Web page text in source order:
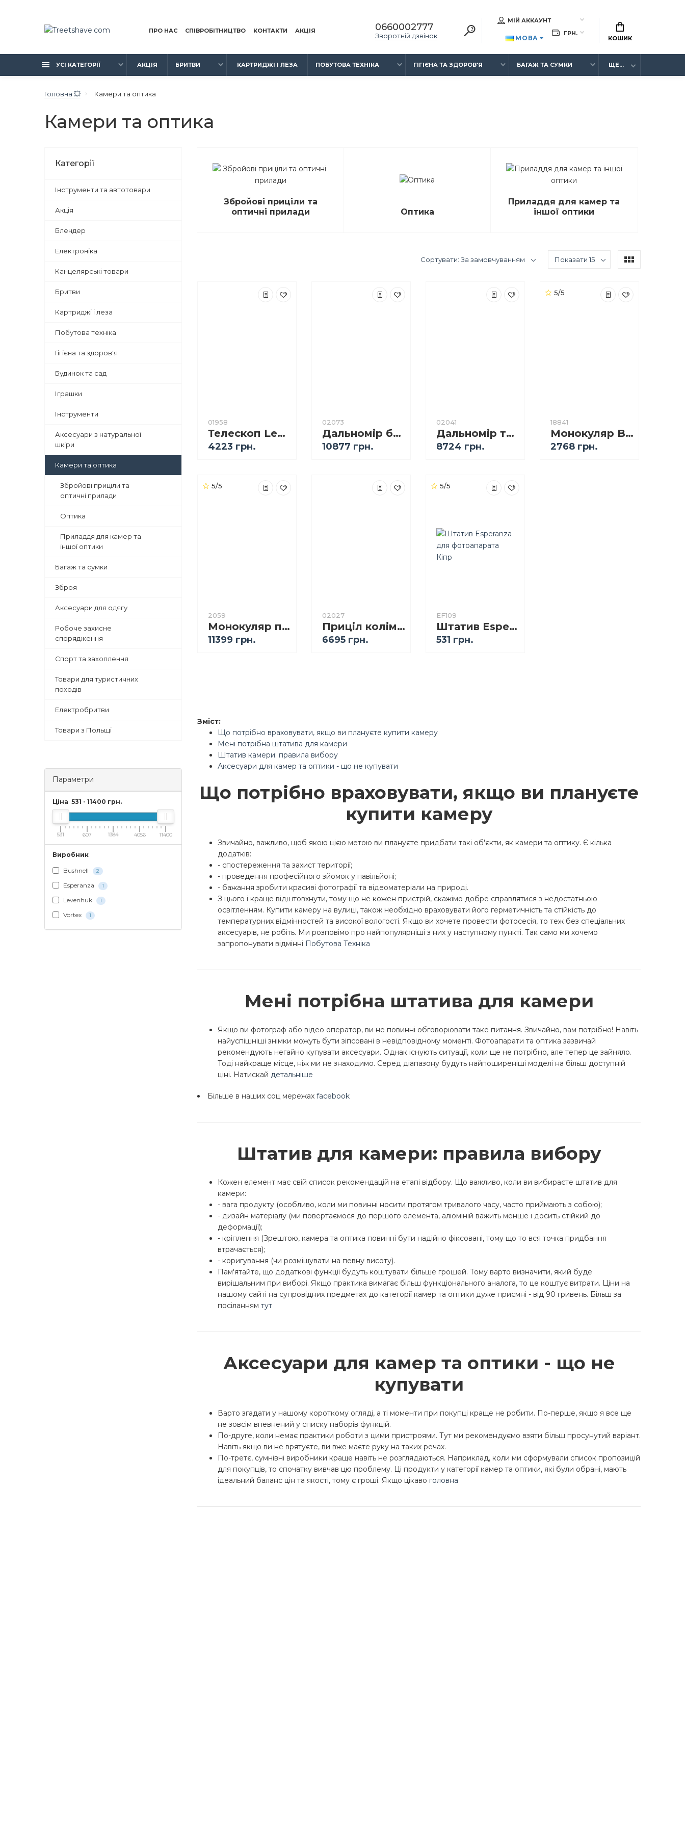
ПРО НАС СПІВРОБІТНИЦТВО КОНТАКТИ АКЦІЯ 0660002777
Зворотній дзвінок
МІЙ АККАУНТ
МОВА
ГРН.
КОШИК
УСІ КАТЕГОРІЇ АКЦІЯ БРИТВИ КАРТРИДЖІ І ЛЕЗА ПОБУТОВА ТЕХНІКА ГІГІЄНА ТА ЗДОРОВ'Я БАГАЖ ТА СУМКИ ЩЕ...
Головна 💥 Камери та оптика
Камери та оптика
Категорії
Інструменти та автотовари
Акція
Блендер
Електроніка
Канцелярські товари
Бритви
Картриджі і леза
Побутова техніка
Гігієна та здоров'я
Будинок та сад
Іграшки
Інструменти
Аксесуари з натуральної
шкіри
Камери та оптика
Збройові приціли та
оптичні прилади
Оптика
Приладдя для камер та
іншої оптики
Багаж та сумки
Зброя
Аксесуари для одягу
Робоче захисне
спорядження
Спорт та захоплення
Товари для туристичних
походів
Електробритви
Товари з Польщі
Параметри
Ціна 531 - 11400 грн.
531 607 1384 4056 11400
Виробник
Bushnell 2
Esperanza 1
Levenhuk 1
Vortex 1
Збройові приціли та
оптичні прилади
Оптика
Приладдя для камер та
іншої оптики
Сортувати: За замовчуванням Показати 15
01958
Телескоп Levenhuk Skyline Travel 50
4223 грн.
02073
Дальномір балістичний Vortex Impact 1000 США
10877 грн.
02041
Дальномір тактичний Bushnell Bone Collector 850 6x24 LRF
8724 грн.
5/5
18841
Монокуляр Bresser Topas 7x42 WP
2768 грн.
5/5
2059
Монокуляр прилад нічного бачення TOPHUNT WG-50 Night Vision 350 м з WIFI та можливістю запису
11399 грн.
02027
Приціл коліматорний Vortex Crossfire Red Dot (2 MOA)
6695 грн.
5/5
EF109
Штатив Esperanza для фотоапарата Кіпр
531 грн.
Зміст:
Що потрібно враховувати, якщо ви плануєте купити камеру
Мені потрібна штатива для камери
Штатив камери: правила вибору
Аксесуари для камер та оптики - що не купувати
Що потрібно враховувати, якщо ви плануєте
купити камеру
Звичайно, важливо, щоб якою цією метою ви плануєте придбати такі об'єкти, як камери та оптику. Є кілька
додатків:
- спостереження та захист території;
- проведення професійного зйомок у павільйоні;
- бажання зробити красиві фотографії та відеоматеріали на природі.
З цього і краще відштовхнути, тому що не кожен пристрій, скажімо добре справлятися з недостатньою
освітленням. Купити камеру на вулиці, також необхідно враховувати його герметичність та стійкість до
температурних відмінностей та високої вологості. Якщо ви хочете провести фотосесія, то теж без спеціальних
аксесуарів, не робіть. Ми розповімо про найпопулярніші з них у наступному пункті. Так само ми хочемо
запропонувати відмінні Побутова Техніка
Мені потрібна штатива для камери
Якщо ви фотограф або відео оператор, ви не повинні обговорювати таке питання. Звичайно, вам потрібно! Навіть
найуспішніші знімки можуть бути зіпсовані в невідповідному моменті. Фотоапарати та оптика зазвичай
рекомендують негайно купувати аксесуари. Однак існують ситуації, коли ще не потрібно, але тепер це зайняло.
Тоді найкраще місце, ніж ми не знаходимо. Серед діапазону будуть найпоширеніші моделі на більш доступній
ціні. Натискай детальніше
Більше в наших соц мережах facebook
Штатив для камери: правила вибору
Кожен елемент має свій список рекомендацій на етапі відбору. Що важливо, коли ви вибираєте штатив для
камери:
- вага продукту (особливо, коли ми повинні носити протягом тривалого часу, часто приймають з собою);
- дизайн матеріалу (ми повертаємося до першого елемента, алюміній важить менше і досить стійкий до
деформації);
- кріплення (Зрештою, камера та оптика повинні бути надійно фіксовані, тому що то вся точка придбання
втрачається);
- коригування (чи розміщувати на певну висоту).
Пам'ятайте, що додаткові функції будуть коштувати більше грошей. Тому варто визначити, який буде
вирішальним при виборі. Якщо практика вимагає більш функціонального аналога, то це коштує витрати. Ціни на
нашому сайті на супровідних предметах до категорії камер та оптики дуже приємні - від 90 гривень. Більш за
посіланням тут
Аксесуари для камер та оптики - що не
купувати
Варто згадати у нашому короткому огляді, а ті моменти при покупці краще не робити. По-перше, якщо я все ще
не зовсім впевнений у списку наборів функцій.
По-друге, коли немає практики роботи з цими пристроями. Тут ми рекомендуємо взяти більш просунутий варіант.
Навіть якщо ви не врятуєте, ви вже маєте руку на таких речах.
По-третє, сумнівні виробники краще навіть не розглядаються. Наприклад, коли ми сформували список пропозицій
для покупців, то спочатку вивчав цю проблему. Ці продукти у категорії камер та оптики, які були обрані, мають
ідеальний баланс цін та якості, тому є гроші. Якщо цікаво головна